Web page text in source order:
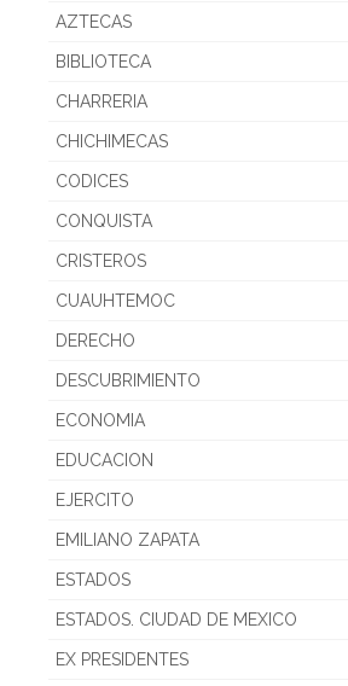
AZTECAS
BIBLIOTECA
CHARRERIA
CHICHIMECAS
CODICES
CONQUISTA
CRISTEROS
CUAUHTEMOC
DERECHO
DESCUBRIMIENTO
ECONOMIA
EDUCACION
EJERCITO
EMILIANO ZAPATA
ESTADOS
ESTADOS. CIUDAD DE MEXICO
EX PRESIDENTES